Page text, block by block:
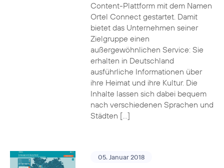
Content-Plattform mit dem Namen
Ortel Connect gestartet. Damit
bietet das Unternehmen seiner
Zielgruppe einen
außergewöhnlichen Service: Sie
erhalten in Deutschland
ausführliche Informationen über
ihre Heimat und ihre Kultur. Die
Inhalte lassen sich dabei bequem
nach verschiedenen Sprachen und
Städten […]
05. Januar 2018